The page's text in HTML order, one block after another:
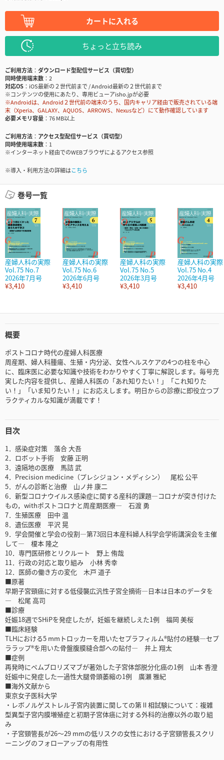
カートに入れる
ちょっと立ち読み
ご利用方法
ダウンロード型配信サービス（買切型）
同時使用端末数
2
対応OS
iOS最新の２世代前まで / Android最新の２世代前まで
※コンテンツの使用にあたり、専用ビューアisho.jpが必要
※Androidは、Android２世代前の端末のうち、国内キャリア経由で販売されている端
末（Xperia、GALAXY、AQUOS、ARROWS、Nexusなど）にて動作確認しています
必要メモリ容量
76 MB以上
ご利用方法
アクセス型配信サービス（買切型）
同時使用端末数
1
※インターネット経由でのWEBブラウザによるアクセス参照
※導入・利用方法の詳細はこちら
巻号一覧
産婦人科の実際
Vol.75 No.7
2026年7月号
¥3,410
産婦人科の実際
Vol.75 No.6
2026年6月号
¥3,410
産婦人科の実際
Vol.75 No.5
2026年3月号
¥3,410
産婦人科の実際
Vol.75 No.4
2026年4月号
¥3,410
概要
ポストコロナ時代の産婦人科医療
周産期、婦人科腫瘍、生殖・内分泌、女性ヘルスケアの4つの柱を中心
に、臨床医に必要な知識や技術をわかりやすく丁寧に解説します。毎号充
実した内容を提供し、産婦人科医の「あれ知りたい！」「これ知りた
い！」「いま知りたい！」にお応えします。明日からの診療に即役立つプ
ラクティカルな知識が満載です！
目次
1．感染症対策 落合 大吾
2．ロボット手術 安藤 正明
3．遠隔地の医療 馬詰 武
4．Precision medicine（プレシジョン・メディシン） 尾松 公平
5．がんの診断と治療 山ノ井 康二
6．新型コロナウイルス感染症に関する産科的課題―コロナが突き付けた
もの，withポストコロナと周産期医療― 石渡 勇
7．生殖医療 田中 温
8．遺伝医療 平沢 晃
9．学会開催と学会の役割―第73回日本産科婦人科学会学術講演会を主催
して― 榎本 隆之
10．専門医研修とリクルート 野上 侑哉
11．行政の対応と取り組み 小林 秀幸
12．医師の働き方の変化 木戸 道子
■原著
早期子宮頸癌に対する低侵襲広汎性子宮全摘術―日本は日本のデータを
― 松尾 高司
■診療
妊娠18週でSHiPを発症したが，妊娠を継続しえた1例 福岡 美桜
■臨床経験
TLHにおける5 mmトロッカーを用いたセプラフィルム®貼付の経験―セプ
ララップ®を用いた骨盤腹膜縫合部への貼付― 井上 翔太
■症例
再発時にペムブロリズマブが著効した子宮体部脱分化癌の1例 山本 香澄
妊娠中に発症した一過性大腿骨頭萎縮の1例 廣瀬 雅紀
■海外文献から
東京女子医科大学
・レボノルゲストレル子宮内装置に関しての第Ⅱ相試験について：複雑
型異型子宮内膜増殖症と初期子宮体癌に対する外科的治療以外の取り組
み
・子宮頸管長が26～29 mmの低リスクの女性における子宮頸管長スクリ
ーニングのフォローアップの有用性